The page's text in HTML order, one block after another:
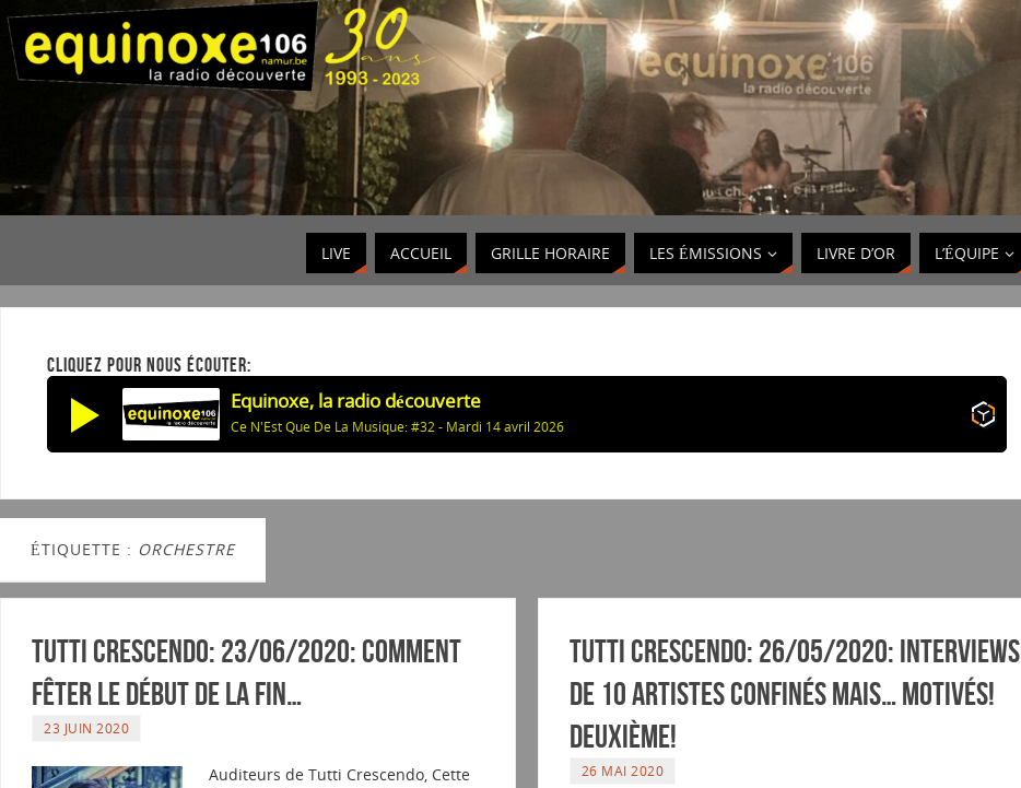
LIVE ACCUEIL GRILLE HORAIRE LES ÉMISSIONS LIVRE D’OR L’ÉQUIPE
CLIQUEZ POUR NOUS ÉCOUTER:
Equinoxe, la radio découverte
Ce N'Est Que De La Musique: #32 - Mardi 14 avril 2026
ÉTIQUETTE : ORCHESTRE
Tutti Crescendo: 23/06/2020: Comment
fêter le début de la fin…
23 JUIN 2020
Auditeurs de Tutti Crescendo, Cette
Tutti Crescendo: 26/05/2020: Interviews
de 10 artistes confinés mais… motivés!
Deuxième!
26 MAI 2020